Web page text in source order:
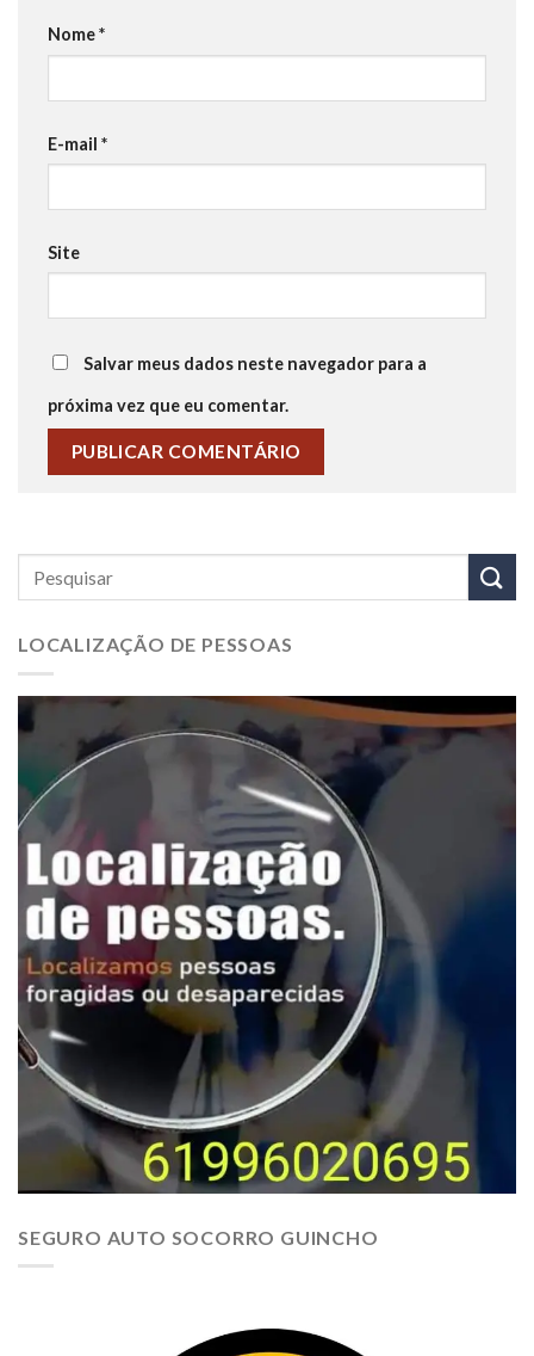
Nome*
E-mail *
Site
Salvar meus dados neste navegador para a
próxima vez que eu comentar.
LOCALIZAÇÃO DE PESSOAS
SEGURO AUTO SOCORRO GUINCHO